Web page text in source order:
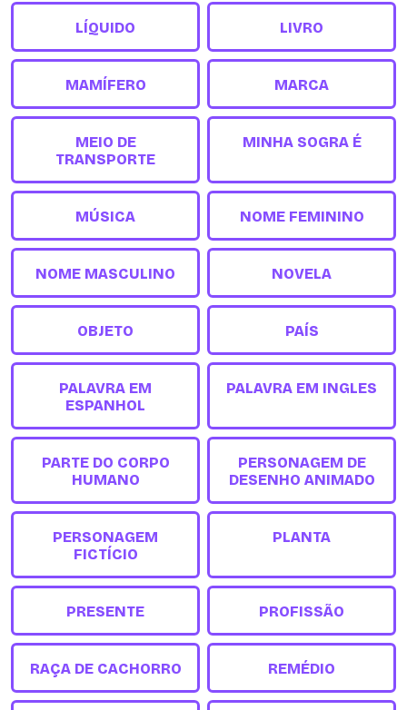
LÍQUIDO LIVRO
MAMÍFERO MARCA
MEIO DE
TRANSPORTE
MINHA SOGRA É
MÚSICA NOME FEMININO
NOME MASCULINO NOVELA
OBJETO PAÍS
PALAVRA EM
ESPANHOL
PALAVRA EM INGLES
PARTE DO CORPO
HUMANO
PERSONAGEM DE
DESENHO ANIMADO
PERSONAGEM
FICTÍCIO
PLANTA
PRESENTE PROFISSÃO
RAÇA DE CACHORRO REMÉDIO